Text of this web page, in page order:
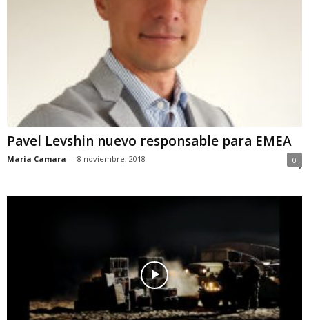
Pavel Levshin nuevo responsable para EMEA
Maria Camara - 8 noviembre, 2018 0